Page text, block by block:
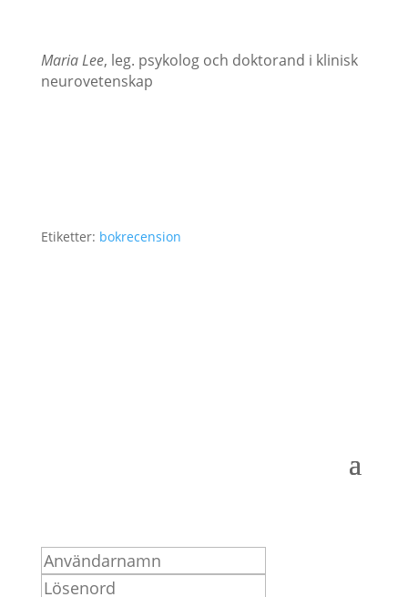
Maria Lee, leg. psykolog och doktorand i klinisk
neurovetenskap
Etiketter: bokrecension